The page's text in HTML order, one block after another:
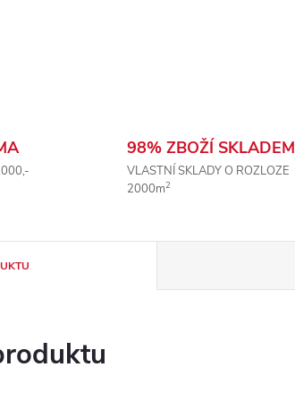
98% ZBOŽÍ SKLADEM
VLASTNÍ SKLADY O ROZLOZE
2000m2